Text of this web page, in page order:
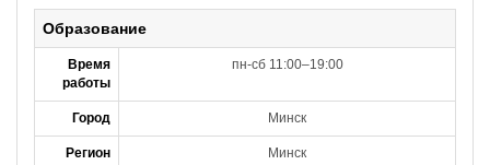
Образование
Время
работы
пн-сб 11:00–19:00
Город Минск
Регион Минск